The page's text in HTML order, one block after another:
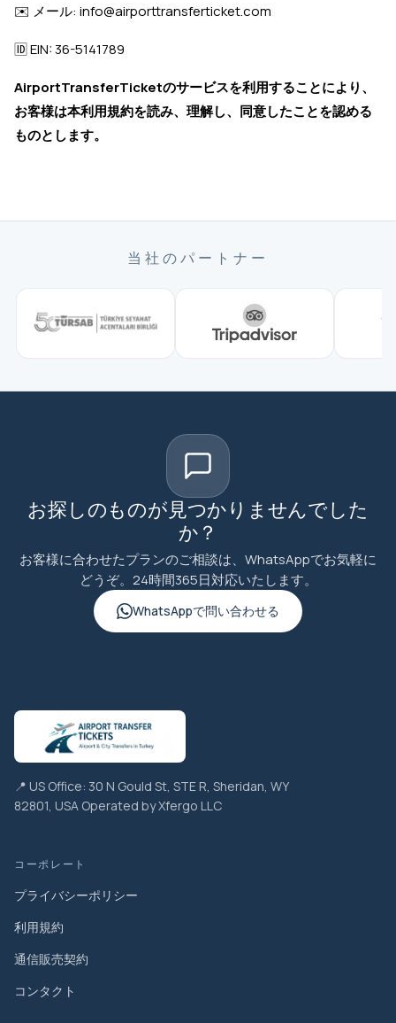
✉️ メール: info@airporttransferticket.com
🆔 EIN: 36-5141789
AirportTransferTicketのサービスを利用することにより、
お客様は本利用規約を読み、理解し、同意したことを認める
ものとします。
当社のパートナー
お探しのものが見つかりませんでした
か？
お客様に合わせたプランのご相談は、WhatsAppでお気軽に
どうぞ。24時間365日対応いたします。
WhatsAppで問い合わせる
📍 US Office: 30 N Gould St, STE R, Sheridan, WY
82801, USA Operated by Xfergo LLC
コーポレート
プライバシーポリシー
利用規約
通信販売契約
コンタクト